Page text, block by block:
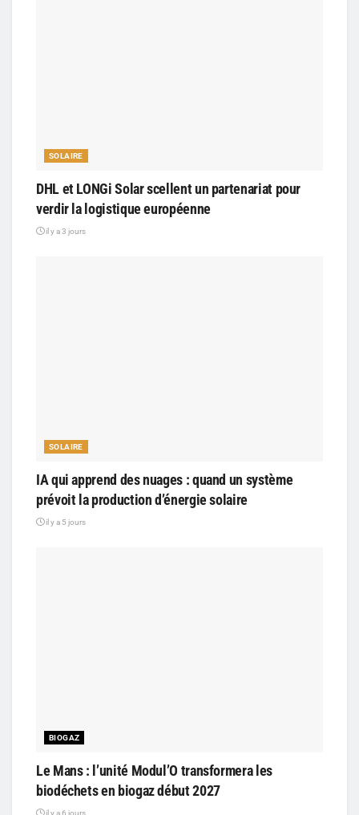
SOLAIRE
DHL et LONGi Solar scellent un partenariat pour
verdir la logistique européenne
il y a 3 jours
SOLAIRE
IA qui apprend des nuages : quand un système
prévoit la production d’énergie solaire
il y a 5 jours
BIOGAZ
Le Mans : l’unité Modul’O transformera les
biodéchets en biogaz début 2027
il y a 6 jours